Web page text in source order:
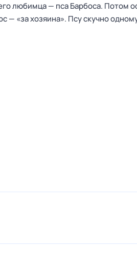
любимца — пса Барбоса. Потом
— «за хозяина». Псу скучно